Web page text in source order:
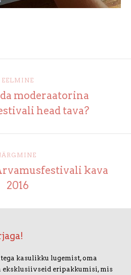
EELMINE
moderaatorina
head tava?
JÄRGMINE
kava
2016
kasulikku lugemist, oma
eksklusiivseid eripakkumisi, mis